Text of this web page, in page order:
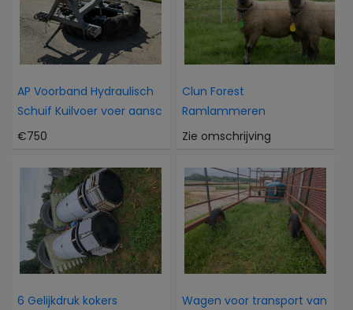
AP Voorband Hydraulisch
Schuif Kuilvoer voer aansc
€750
Clun Forest
Ramlammeren
Zie omschrijving
6 Gelijkdruk kokers
Wagen voor transport van